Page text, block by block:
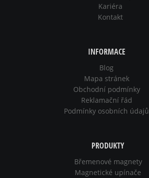
Kariéra
Kontakt
INFORMACE
Blog
Mapa stránek
Obchodní podmínky
Reklamační řád
Podmínky osobních údajů
PRODUKTY
Břemenové magnety
Magnetické upínače